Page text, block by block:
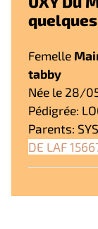
Femelle
tabby
Née le 28/
Pédigrée:
Parents:
DE LAF